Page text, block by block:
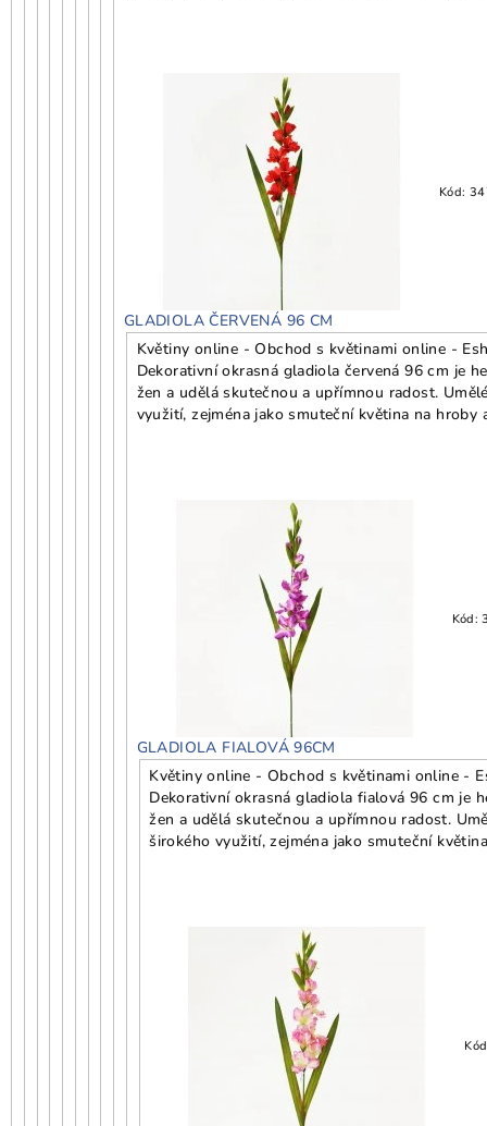
Kód:
GLADIOLA ČERVENÁ 96 CM
Květiny online - Obchod s květinami online -
Dekorativní okrasná gladiola červená 96 cm je
žen a udělá skutečnou a upřímnou radost.
využití, zejména jako smuteční květina na hroby
Kód:
GLADIOLA FIALOVÁ 96CM
Květiny online - Obchod s květinami online -
Dekorativní okrasná gladiola fialová 96 cm je
žen a udělá skutečnou a upřímnou radost.
širokého využití, zejména jako smuteční